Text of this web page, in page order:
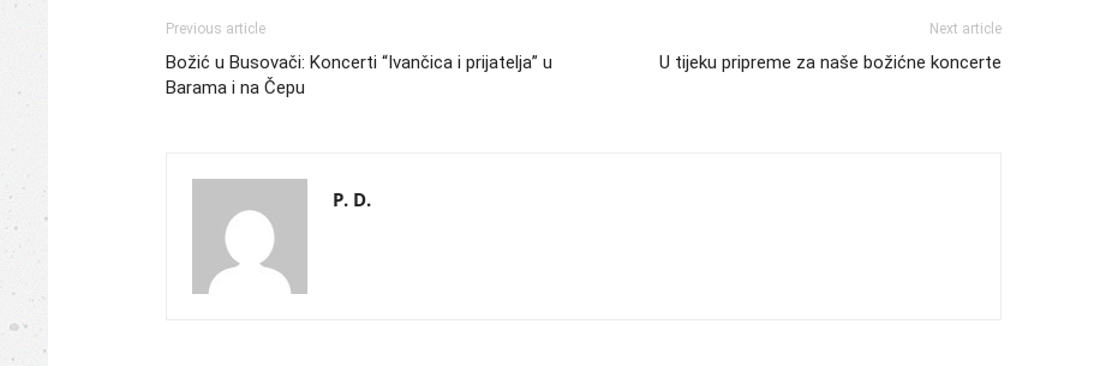
Previous article
Božić u Busovači: Koncerti “Ivančica i prijatelja” u
Barama i na Čepu
Next article
U tijeku pripreme za naše božićne koncerte
P. D.